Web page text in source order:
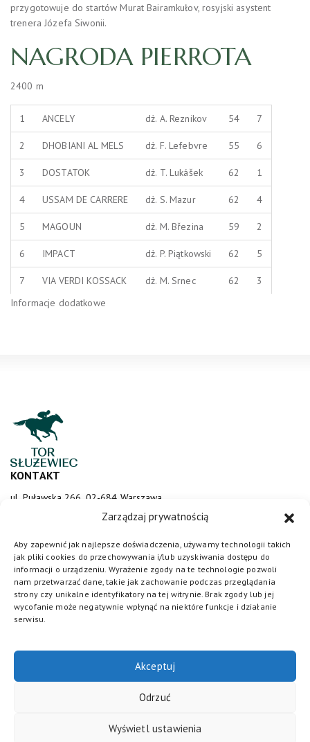
Zarządzaj prywatnością
Aby zapewnić jak najlepsze doświadczenia, używamy technologii takich
jak pliki cookies do przechowywania i/lub uzyskiwania dostępu do
informacji o urządzeniu. Wyrażenie zgody na te technologie pozwoli
nam przetwarzać dane, takie jak zachowanie podczas przeglądania
strony czy unikalne identyfikatory na tej witrynie. Brak zgody lub jej
wycofanie może negatywnie wpłynąć na niektóre funkcje i działanie
serwisu.
Akceptuj
Odrzuć
Wyświetl ustawienia
przygotowuje do startów Murat Bairamkułov, rosyjski asystent
trenera Józefa Siwonii.
NAGRODA PIERROTA
2400 m
1 ANCELY dż. A. Reznikov 54 7
2 DHOBIANI AL MELS dż. F. Lefebvre 55 6
3 DOSTATOK dż. T. Lukášek 62 1
4 USSAM DE CARRERE dż. S. Mazur 62 4
5 MAGOUN dż. M. Březina 59 2
6 IMPACT dż. P. Piątkowski 62 5
7 VIA VERDI KOSSACK dż. M. Srnec 62
3
Informacje dodatkowe
KONTAKT
ul. Puławska 266, 02-684 Warszawa
sluzewiec@totalizator.pl
KONTAKT DLA MEDIÓW
media@torsluzewiec.pl
DOŁĄCZ DO NAS